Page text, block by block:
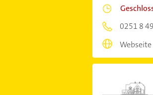
0251 8
Webseite